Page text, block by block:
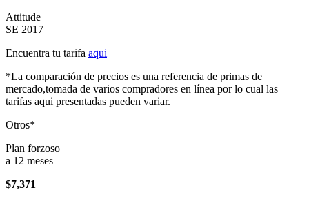
Attitude
SE 2017
Encuentra tu tarifa aqui
*La comparación de precios es una referencia de primas de
mercado,tomada de varios compradores en línea por lo cual las
tarifas aqui presentadas pueden variar.
Otros*
Plan forzoso
a 12 meses
$7,371